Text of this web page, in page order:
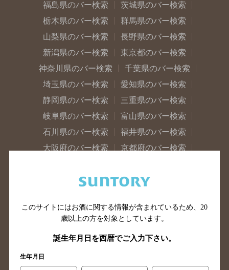
福島県のバー検索
茨城県のバー検索
栃木県のバー検索
群馬県のバー検索
山梨県のバー検索
長野県のバー検索
新潟県のバー検索
東京都のバー検索
神奈川県のバー検索
千葉県のバー検索
埼玉県のバー検索
愛知県のバー検索
静岡県のバー検索
三重県のバー検索
岐阜県のバー検索
富山県のバー検索
石川県のバー検索
福井県のバー検索
大阪府のバー検索
京都府のバー検索
滋賀県のバー検索
和歌山県のバー検索
山口県のバー検索
鳥取県のバー検索
香川県のバー検索
愛媛県のバー検索
高知県のバー検索
このサイトにはお酒に関する情報が含まれているため、 20
歳以上の方を対象としています。
誕生年月日を西暦でご入力下さい。
生年月日